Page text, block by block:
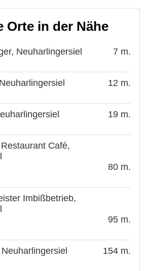
Orte in der Nähe
Neuharlingersiel 7 m.
12 m.
19 m.
Café,
80 m.
Imbißbetrieb,
95 m.
154 m.